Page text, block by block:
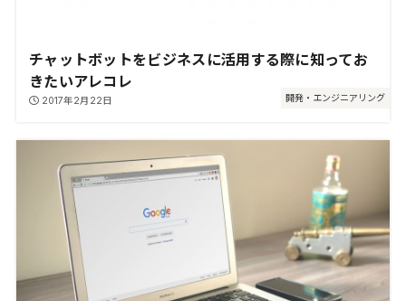
開発・エンジニアリング
チャットボットをビジネスに活用する際に知ってお
きたいアレコレ
2017年2月22日